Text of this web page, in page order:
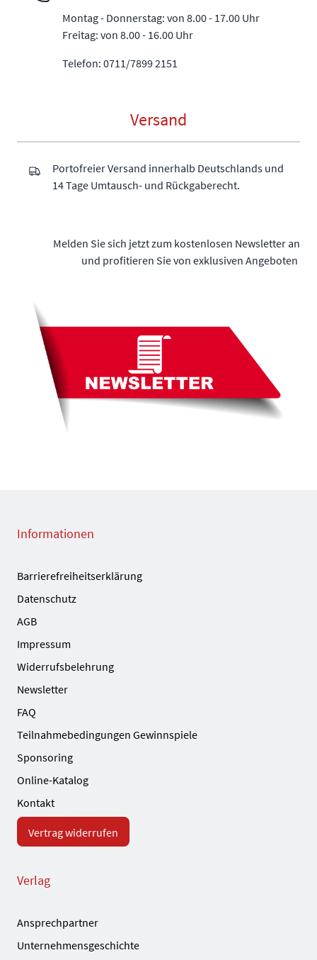
Montag - Donnerstag: von 8.00 - 17.00 Uhr
Freitag: von 8.00 - 16.00 Uhr
Telefon: 0711/7899 2151
Versand
Portofreier Versand innerhalb Deutschlands und
14 Tage Umtausch- und Rückgaberecht.
Melden Sie sich jetzt zum kostenlosen Newsletter an
und profitieren Sie von exklusiven Angeboten
Informationen
Barrierefreiheitserklärung
Datenschutz
AGB
Impressum
Widerrufsbelehrung
Newsletter
FAQ
Teilnahmebedingungen Gewinnspiele
Sponsoring
Online-Katalog
Kontakt
Vertrag widerrufen
Verlag
Ansprechpartner
Unternehmensgeschichte